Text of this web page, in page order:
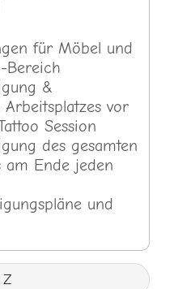
für Möbel und
Bereich
&
vor
Session
des gesamten
am Ende jeden
und